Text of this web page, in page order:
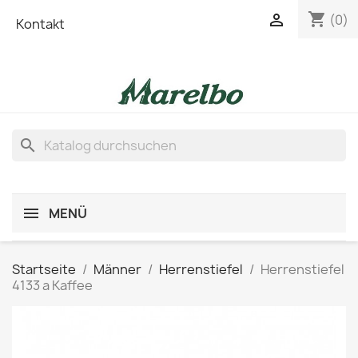
Kontakt shopping_cart (0)

search
MENÜ
Startseite Männer Herrenstiefel
Herrenstiefel
4133 a Kaffee